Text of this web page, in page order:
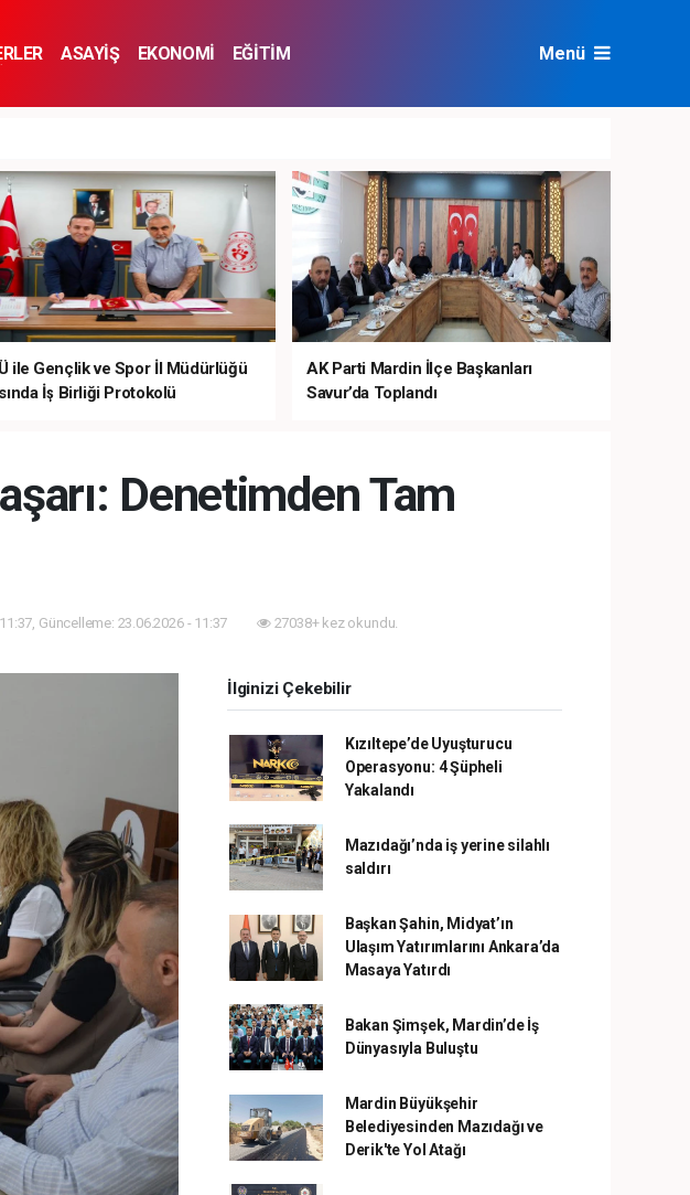
ASAYİŞ EKONOMİ
EĞİTİM
Menü
ile Gençlik ve Spor İl Müdürlüğü
İş Birliği Protokolü
AK Parti Mardin İlçe Başkanları
Savur’da Toplandı
Denetimden Tam
Güncelleme: 23.06.2026 - 11:37 27038+ kez okundu.
İlginizi Çekebilir
Kızıltepe’de Uyuşturucu
Operasyonu: 4 Şüpheli
Yakalandı
Mazıdağı’nda iş yerine silahlı
saldırı
Başkan Şahin, Midyat’ın
Ulaşım Yatırımlarını Ankara’da
Masaya Yatırdı
Bakan Şimşek, Mardin’de İş
Dünyasıyla Buluştu
Mardin Büyükşehir
Belediyesinden Mazıdağı ve
Derik'te Yol Atağı